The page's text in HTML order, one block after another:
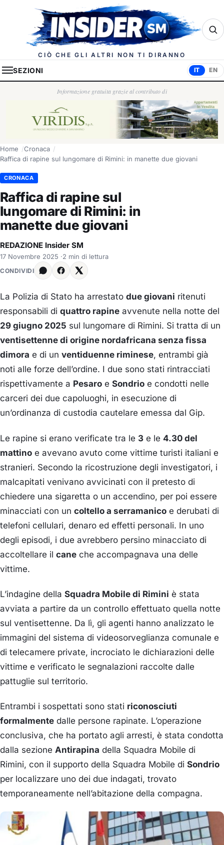
Insider.sm
CIÒ CHE GLI ALTRI NON TI DIRANNO
SEZIONI IT EN
Informazione gratuita grazie al contributo di
Home
Cronaca
Raffica di rapine sul lungomare di Rimini: in manette due giovani
CRONACA
Raffica di rapine sul
lungomare di Rimini: in
manette due giovani
REDAZIONE Insider SM
17 Novembre 2025 ·2 min di lettura
CONDIVIDI
La Polizia di Stato ha arrestato due giovani ritenuti
responsabili di quattro rapine avvenute nella notte del
29 giugno 2025 sul lungomare di Rimini. Si tratta di un
ventisettenne di origine nordafricana senza fissa
dimora e di un ventiduenne riminese, entrambi già
noti alle forze dell’ordine. I due sono stati rintracciati
rispettivamente a Pesaro e Sondrio e condotti nelle
carceri dei due capoluoghi, in esecuzione di
un’ordinanza di custodia cautelare emessa dal Gip.
Le rapine si erano verificate tra le 3 e le 4.30 del
mattino e avevano avuto come vittime turisti italiani e
stranieri. Secondo la ricostruzione degli investigatori, i
malcapitati venivano avvicinati con il pretesto di
chiedere una sigaretta o un accendino, per poi essere
minacciati con un coltello a serramanico e derubati di
telefoni cellulari, denaro ed effetti personali. In uno
degli episodi, i due avrebbero persino minacciato di
accoltellare il cane che accompagnava una delle
vittime.
L’indagine della Squadra Mobile di Rimini è stata
avviata a partire da un controllo effettuato quella notte
sul ventisettenne. Da lì, gli agenti hanno analizzato le
immagini del sistema di videosorveglianza comunale e
di telecamere private, incrociato le dichiarazioni delle
vittime e verificato le segnalazioni raccolte dalle
pattuglie sul territorio.
Entrambi i sospettati sono stati riconosciuti
formalmente dalle persone rapinate. L’operazione
conclusiva, che ha portato agli arresti, è stata condotta
dalla sezione Antirapina della Squadra Mobile di
Rimini, con il supporto della Squadra Mobile di Sondrio
per localizzare uno dei due indagati, trovato
temporaneamente nell’abitazione della compagna.